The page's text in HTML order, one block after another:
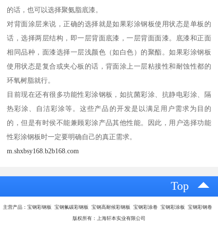
的话，也可以选择聚氨脂底漆。
对背面涂层来说，正确的选择就是如果彩涂钢板使用状态是单板的
话，选择两层结构，即一层背面底漆，一层背面面漆。底漆和正面
相同品种，面漆选择一层浅颜色（如白色）的聚酯。如果彩涂钢板
使用状态是复合或夹心板的话，背面涂上一层粘接性和耐蚀性都的
环氧树脂就行。
目前现在还有很多功能性彩涂钢板，如抗菌彩涂、抗静电彩涂、隔
热彩涂、自洁彩涂等。这些产品的开发是以满足用户需求为目的
的，但是有时侯不能兼顾彩涂产品其他性能。因此，用户选择功能
性彩涂钢板时一定要明确自己的真正需求。
m.shxbsy168.b2b168.com
Top
主营产品：宝钢彩钢板 宝钢氟碳彩钢板 宝钢高耐候彩钢板 宝钢彩涂卷 宝钢彩涂板 宝钢彩钢卷
版权所有：上海轩本实业有限公司